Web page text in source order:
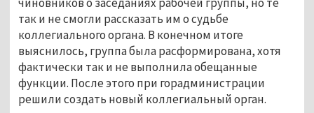
так и не смогли рассказать им о судьбе
коллегиального органа. В конечном итоге
выяснилось, группа была расформирована, хотя
фактически так и не выполнила обещанные
функции. После этого при горадминистрации
решили создать новый коллегиальный орган.